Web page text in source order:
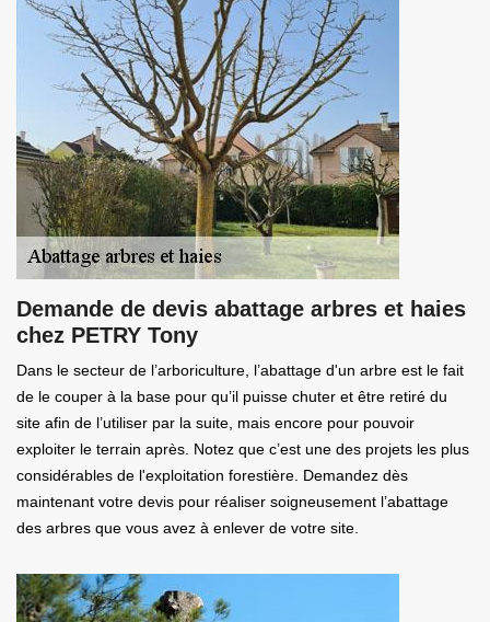
Demande de devis abattage arbres et haies
chez PETRY Tony
Dans le secteur de l’arboriculture, l’abattage d'un arbre est le fait
de le couper à la base pour qu’il puisse chuter et être retiré du
site afin de l’utiliser par la suite, mais encore pour pouvoir
exploiter le terrain après. Notez que c’est une des projets les plus
considérables de l'exploitation forestière. Demandez dès
maintenant votre devis pour réaliser soigneusement l’abattage
des arbres que vous avez à enlever de votre site.